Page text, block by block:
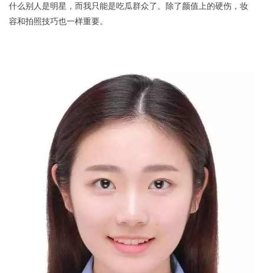
什么别人是明星，而我只能是吃瓜群众了。除了颜值上的硬伤，妆
容和拍照技巧也一样重要。